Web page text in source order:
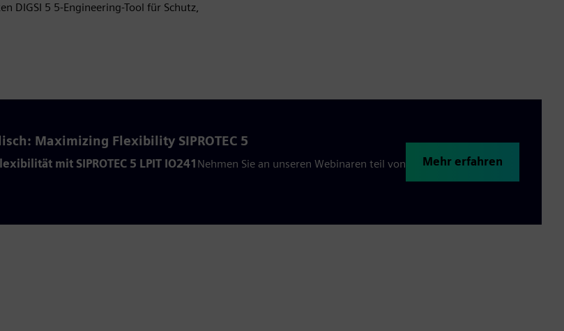
DIGSI 5 5-Engineering-Tool für Schutz,
Maximizing Flexibility SIPROTEC 5
mit SIPROTEC 5 LPIT IO241 Nehmen Sie an unseren Webinaren teil von
Mehr erfahren